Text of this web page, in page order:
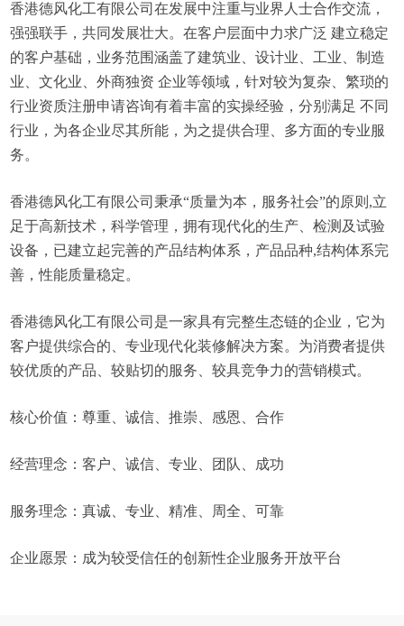
香港德风化工有限公司在发展中注重与业界人士合作交流，
强强联手，共同发展壮大。在客户层面中力求广泛 建立稳定
的客户基础，业务范围涵盖了建筑业、设计业、工业、制造
业、文化业、外商独资 企业等领域，针对较为复杂、繁琐的
行业资质注册申请咨询有着丰富的实操经验，分别满足 不同
行业，为各企业尽其所能，为之提供合理、多方面的专业服
务。
香港德风化工有限公司秉承“质量为本，服务社会”的原则,立
足于高新技术，科学管理，拥有现代化的生产、检测及试验
设备，已建立起完善的产品结构体系，产品品种,结构体系完
善，性能质量稳定。
香港德风化工有限公司是一家具有完整生态链的企业，它为
客户提供综合的、专业现代化装修解决方案。为消费者提供
较优质的产品、较贴切的服务、较具竞争力的营销模式。
核心价值：尊重、诚信、推崇、感恩、合作
经营理念：客户、诚信、专业、团队、成功
服务理念：真诚、专业、精准、周全、可靠
企业愿景：成为较受信任的创新性企业服务开放平台